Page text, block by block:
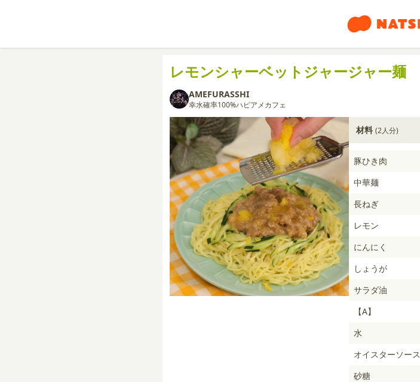
レモンシャーベットジャージャー麺
AMEFURASSHI
幸水確率100%ハピアメカフェ
材料 (2人分)
豚ひき肉
中華麺
長ねぎ
レモン
にんにく
しょうが
サラダ油
【A】
水
オイスターソース
砂糖